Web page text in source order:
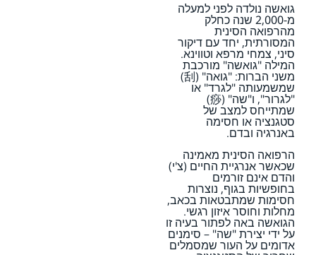
גואשה נולדה לפני למעלה
מ-2,000 שנה כחלק
מהרפואה הסינית
המסורתית, יחד עם דיקור
סיני, צמחי מרפא וטווינא.
המילה "גואשה" מורכבת
משני הברות: "גואה" (刮)
שמשמעותה "לגרד" או
"לגרור", ו"שה" (痧)
שמתייחס למצב של
סטגנציה או חסימה
באנרגיה ובדם.
הרפואה הסינית מאמינה
שכאשר אנרגיית החיים (צ'י)
והדם אינם זורמים
בחופשיות בגוף, נוצרות
חסימות שמתבטאות בכאב,
מחלות וחוסר איזון רגשי.
הגואשה באה לפתור בעיה זו
על ידי יצירת "שה" – סימנים
אדומים על העור שמסמלים